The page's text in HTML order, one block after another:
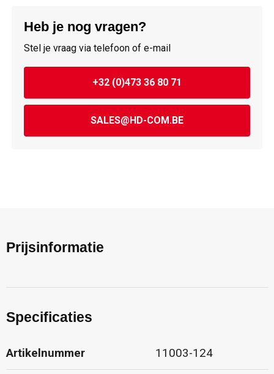
Heb je nog vragen?
Stel je vraag via telefoon of e-mail
+32 (0)473 36 80 71
SALES@HD-COM.BE
Prijsinformatie
Specificaties
Artikelnummer 11003-124